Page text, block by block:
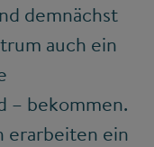
demnächst
auch ein
– bekommen.
erarbeiten ein